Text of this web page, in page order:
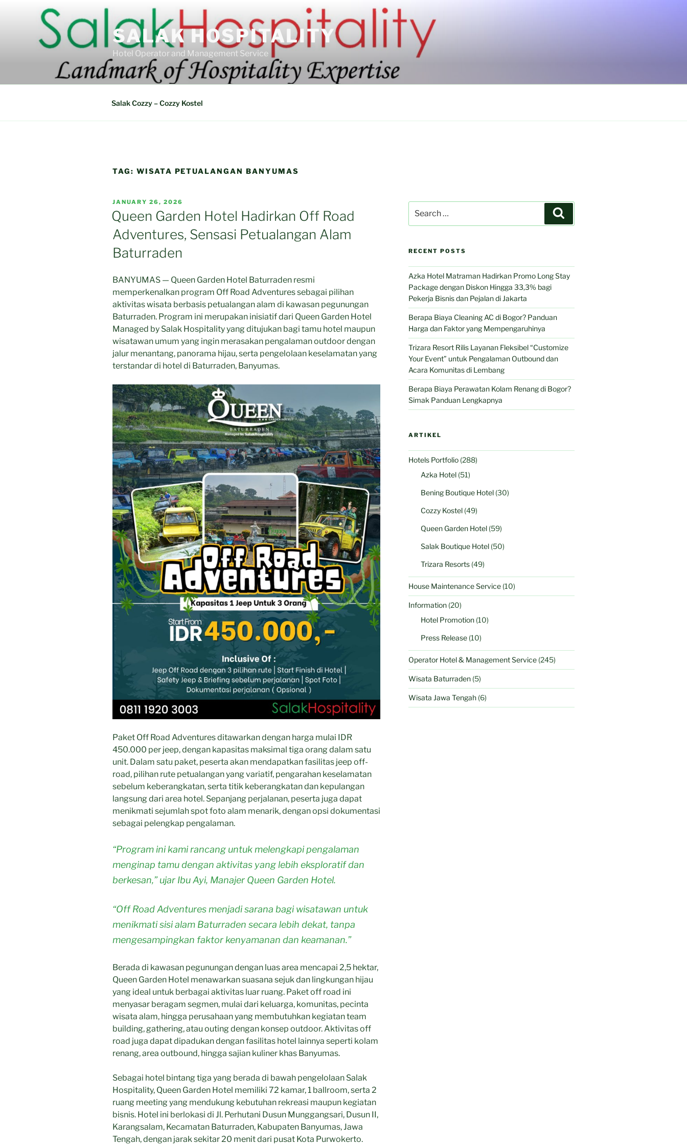
SALAK HOSPITALITY
Hotel Operator and Management Service
Salak Cozzy – Cozzy Kostel
TAG: WISATA PETUALANGAN BANYUMAS
POSTED
ON
JANUARY 26, 2026
Queen Garden Hotel Hadirkan Off Road
Adventures, Sensasi Petualangan Alam
Baturraden
BANYUMAS — Queen Garden Hotel Baturraden resmi
memperkenalkan program Off Road Adventures sebagai pilihan
aktivitas wisata berbasis petualangan alam di kawasan pegunungan
Baturraden. Program ini merupakan inisiatif dari Queen Garden Hotel
Managed by Salak Hospitality yang ditujukan bagi tamu hotel maupun
wisatawan umum yang ingin merasakan pengalaman outdoor dengan
jalur menantang, panorama hijau, serta pengelolaan keselamatan yang
terstandar di hotel di Baturraden, Banyumas.
Paket Off Road Adventures ditawarkan dengan harga mulai IDR
450.000 per jeep, dengan kapasitas maksimal tiga orang dalam satu
unit. Dalam satu paket, peserta akan mendapatkan fasilitas jeep off-
road, pilihan rute petualangan yang variatif, pengarahan keselamatan
sebelum keberangkatan, serta titik keberangkatan dan kepulangan
langsung dari area hotel. Sepanjang perjalanan, peserta juga dapat
menikmati sejumlah spot foto alam menarik, dengan opsi dokumentasi
sebagai pelengkap pengalaman.
“Program ini kami rancang untuk melengkapi pengalaman
menginap tamu dengan aktivitas yang lebih eksploratif dan
berkesan,” ujar Ibu Ayi, Manajer Queen Garden Hotel.
“Off Road Adventures menjadi sarana bagi wisatawan untuk
menikmati sisi alam Baturraden secara lebih dekat, tanpa
mengesampingkan faktor kenyamanan dan keamanan.”
Berada di kawasan pegunungan dengan luas area mencapai 2,5 hektar,
Queen Garden Hotel menawarkan suasana sejuk dan lingkungan hijau
yang ideal untuk berbagai aktivitas luar ruang. Paket off road ini
menyasar beragam segmen, mulai dari keluarga, komunitas, pecinta
wisata alam, hingga perusahaan yang membutuhkan kegiatan team
building, gathering, atau outing dengan konsep outdoor. Aktivitas off
road juga dapat dipadukan dengan fasilitas hotel lainnya seperti kolam
renang, area outbound, hingga sajian kuliner khas Banyumas.
Sebagai hotel bintang tiga yang berada di bawah pengelolaan Salak
Hospitality, Queen Garden Hotel memiliki 72 kamar, 1 ballroom, serta 2
ruang meeting yang mendukung kebutuhan rekreasi maupun kegiatan
bisnis. Hotel ini berlokasi di Jl. Perhutani Dusun Munggangsari, Dusun II,
Karangsalam, Kecamatan Baturraden, Kabupaten Banyumas, Jawa
Tengah, dengan jarak sekitar 20 menit dari pusat Kota Purwokerto.
for:
RECENT POSTS
Azka Hotel Matraman Hadirkan Promo Long Stay
Package dengan Diskon Hingga 33,3% bagi
Pekerja Bisnis dan Pejalan di Jakarta
Berapa Biaya Cleaning AC di Bogor? Panduan
Harga dan Faktor yang Mempengaruhinya
Trizara Resort Rilis Layanan Fleksibel “Customize
Your Event” untuk Pengalaman Outbound dan
Acara Komunitas di Lembang
Berapa Biaya Perawatan Kolam Renang di Bogor?
Simak Panduan Lengkapnya
ARTIKEL
Hotels Portfolio(288)
Azka Hotel(51)
Bening Boutique Hotel(30)
Cozzy Kostel(49)
Queen Garden Hotel(59)
Salak Boutique Hotel(50)
Trizara Resorts(49)
House Maintenance Service(10)
Information(20)
Hotel Promotion(10)
Press Release(10)
Operator Hotel & Management Service(245)
Wisata Baturraden(5)
Wisata Jawa Tengah(6)